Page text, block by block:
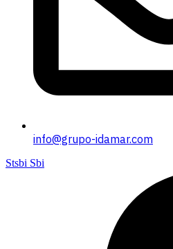
info@grupo-idamar.com
Stsbi Sbi